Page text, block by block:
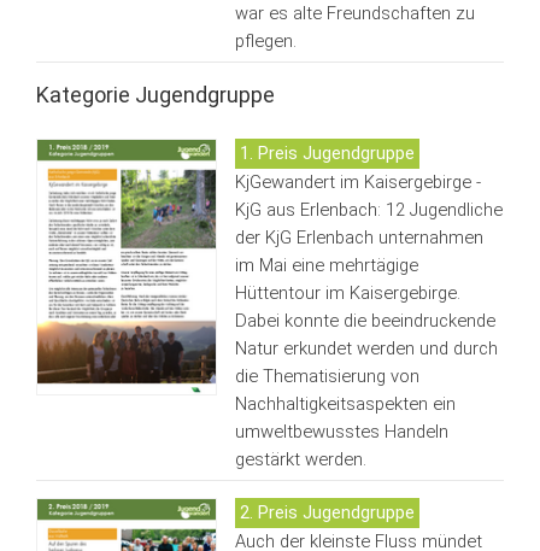
war es alte Freundschaften zu
pflegen.
Kategorie Jugendgruppe
1. Preis Jugendgruppe
KjGewandert im Kaisergebirge -
KjG aus Erlenbach: 12 Jugendliche
der KjG Erlenbach unternahmen
im Mai eine mehrtägige
Hüttentour im Kaisergebirge.
Dabei konnte die beeindruckende
Natur erkundet werden und durch
die Thematisierung von
Nachhaltigkeitsaspekten ein
umweltbewusstes Handeln
gestärkt werden.
2. Preis Jugendgruppe
Auch der kleinste Fluss mündet